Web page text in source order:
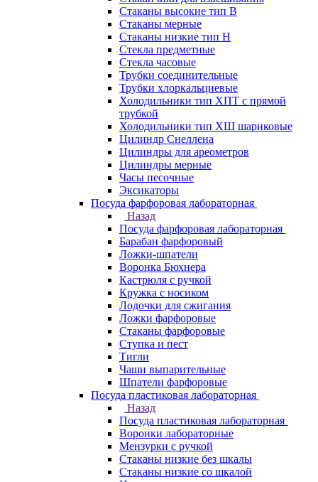
Стаканы высокие тип В
Стаканы мерные
Стаканы низкие тип Н
Стекла предметные
Стекла часовые
Трубки соединительные
Трубки хлоркальциевые
Холодильники тип ХПТ с прямой
трубкой
Холодильники тип ХШ шариковые
Цилиндр Снеллена
Цилиндры для ареометров
Цилиндры мерные
Часы песочные
Эксикаторы
Посуда фарфоровая лабораторная
Назад
Посуда фарфоровая лабораторная
Барабан фарфоровый
Ложки-шпатели
Воронка Бюхнера
Кастрюля с ручкой
Кружка с носиком
Лодочки для сжигания
Ложки фарфоровые
Стаканы фарфоровые
Ступка и пест
Тигли
Чаши выпарительные
Шпатели фарфоровые
Посуда пластиковая лабораторная
Назад
Посуда пластиковая лабораторная
Воронки лабораторные
Мензурки с ручкой
Стаканы низкие без шкалы
Стаканы низкие со шкалой